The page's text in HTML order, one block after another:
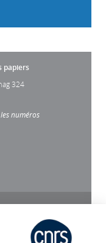
papiers
324
numéros